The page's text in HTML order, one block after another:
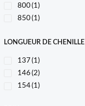
800(1)
850(1)
LONGUEUR DE CHENILLE
137 (1)
146 (2)
154(1)